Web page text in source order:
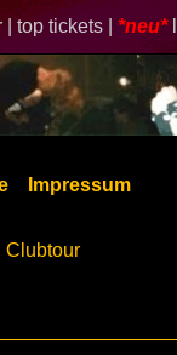
top tickets | *neu*
Impressum
Clubtour